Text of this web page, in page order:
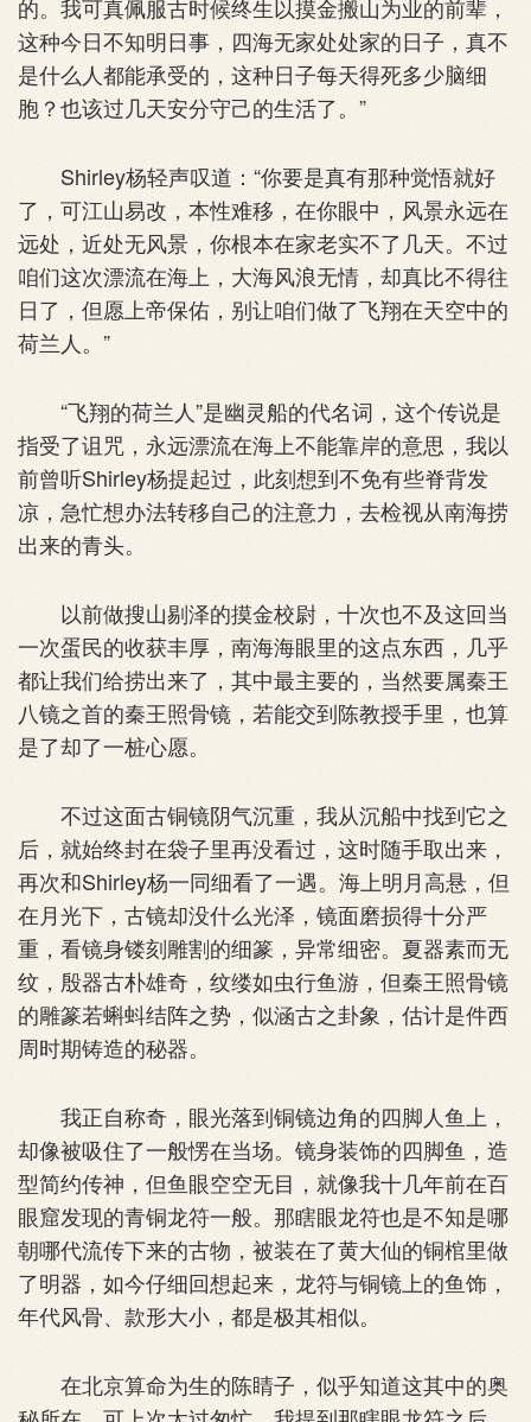
的。我可真佩服古时候终生以摸金搬山为业的前辈，
这种今日不知明日事，四海无家处处家的日子，真不
是什么人都能承受的，这种日子每天得死多少脑细
胞？也该过几天安分守己的生活了。”
Shirley杨轻声叹道：“你要是真有那种觉悟就好
了，可江山易改，本性难移，在你眼中，风景永远在
远处，近处无风景，你根本在家老实不了几天。不过
咱们这次漂流在海上，大海风浪无情，却真比不得往
日了，但愿上帝保佑，别让咱们做了飞翔在天空中的
荷兰人。”
“飞翔的荷兰人”是幽灵船的代名词，这个传说是
指受了诅咒，永远漂流在海上不能靠岸的意思，我以
前曾听Shirley杨提起过，此刻想到不免有些脊背发
凉，急忙想办法转移自己的注意力，去检视从南海捞
出来的青头。
以前做搜山剔泽的摸金校尉，十次也不及这回当
一次蛋民的收获丰厚，南海海眼里的这点东西，几乎
都让我们给捞出来了，其中最主要的，当然要属秦王
八镜之首的秦王照骨镜，若能交到陈教授手里，也算
是了却了一桩心愿。
不过这面古铜镜阴气沉重，我从沉船中找到它之
后，就始终封在袋子里再没看过，这时随手取出来，
再次和Shirley杨一同细看了一遇。海上明月高悬，但
在月光下，古镜却没什么光泽，镜面磨损得十分严
重，看镜身镂刻雕割的细篆，异常细密。夏器素而无
纹，殷器古朴雄奇，纹缕如虫行鱼游，但秦王照骨镜
的雕篆若蝌蚪结阵之势，似涵古之卦象，估计是件西
周时期铸造的秘器。
我正自称奇，眼光落到铜镜边角的四脚人鱼上，
却像被吸住了一般愣在当场。镜身装饰的四脚鱼，造
型简约传神，但鱼眼空空无目，就像我十几年前在百
眼窟发现的青铜龙符一般。那瞎眼龙符也是不知是哪
朝哪代流传下来的古物，被装在了黄大仙的铜棺里做
了明器，如今仔细回想起来，龙符与铜镜上的鱼饰，
年代风骨、款形大小，都是极其相似。
在北京算命为生的陈睛子，似乎知道这其中的奥